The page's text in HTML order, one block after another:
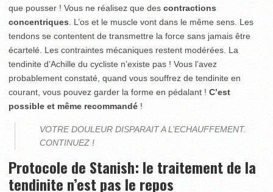
que pousser ! Vous ne réalisez que des contractions
concentriques. L’os et le muscle vont dans le même sens. Les
tendons se contentent de transmettre la force sans jamais être
écartelé. Les contraintes mécaniques restent modérées. La
tendinite d’Achille du cycliste n’existe pas ! Vous l’avez
probablement constaté, quand vous souffrez de tendinite en
courant, vous pouvez garder la forme en pédalant ! C’est
possible et même recommandé !
VOTRE DOULEUR DISPARAIT A L’ECHAUFFEMENT.
CONTINUEZ !
Protocole de Stanish: le traitement de la
tendinite n’est pas le repos